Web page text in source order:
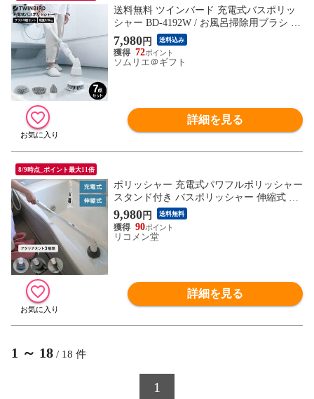
送料無料 ツインバード 充電式バスポリッ
シャー BD-4192W / お風呂掃除用ブラシ 電
動ブラシ ふろ掃除機 コードレス 浴槽 床
タイル 天井 排水溝 大掃除 ホワイト TWIN
BIRD JGS
7,980円 送料込み
72
ソムリエ＠ギフト
詳細を見る
8/9時点_ポイント最大11倍
ポリッシャー 充電式パワフルポリッシャー
スタンド付き バスポリッシャー 伸縮式 75
~102cm 充電式 コードレス 3つのアタッチ
メント お風呂掃除 トイレ掃除 お風呂【送
料無料】
9,980円 送料無料
90
リコメン堂
詳細を見る
1 ～ 18 / 18 件
1